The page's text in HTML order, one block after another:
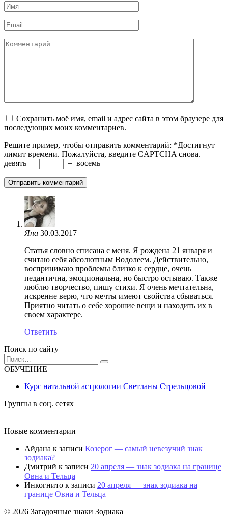
Имя
*
Email
*
Комментарий
Сохранить моё имя, email и адрес сайта в этом браузере для
последующих моих комментариев.
Решите пример, чтобы отправить комментарий: *Достигнут
лимит времени. Пожалуйста, введите CAPTCHA снова.
девять − = восемь
Яна 30.03.2017
Статья словно списана с меня. Я рождена 21 января и
считаю себя абсолютным Водолеем. Действительно,
воспринимаю проблемы близко к сердце, очень
педантична, эмоциональна, но быстро остываю. Также
люблю творчество, пишу стихи. Я очень мечтательна,
искренне верю, что мечты имеют свойства сбываться.
Приятно читать о себе хорошие вещи и находить их в
своем характере.
Ответить
Поиск по сайту
Search
for:
ОБУЧЕНИЕ
Курс натальной астрологии Светланы Стрельцовой
Группы в соц. сетях
Новые комментарии
Айдана к записи Козерог — самый невезучий знак
зодиака?
Дмитрий к записи 20 апреля — знак зодиака на границе
Овна и Тельца
Инкогнито к записи 20 апреля — знак зодиака на
границе Овна и Тельца
© 2026 Загадочные знаки Зодиака